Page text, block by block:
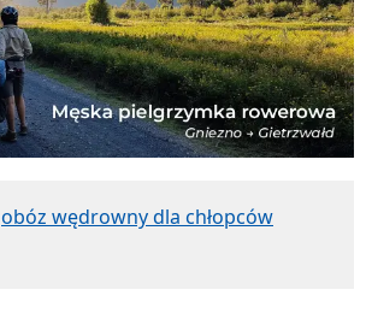
obóz wędrowny dla chłopców